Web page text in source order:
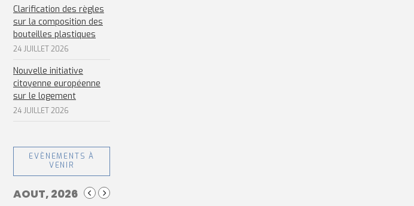
Clarification des règles
sur la composition des
bouteilles plastiques
24 JUILLET 2026
Nouvelle initiative
citoyenne européenne
sur le logement
24 JUILLET 2026
EVÈNEMENTS À
VENIR
AOUT, 2026